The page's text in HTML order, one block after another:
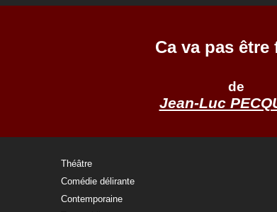
Ca va pas être
de
Jean-Luc
Théâtre
Comédie délirante
Contemporaine